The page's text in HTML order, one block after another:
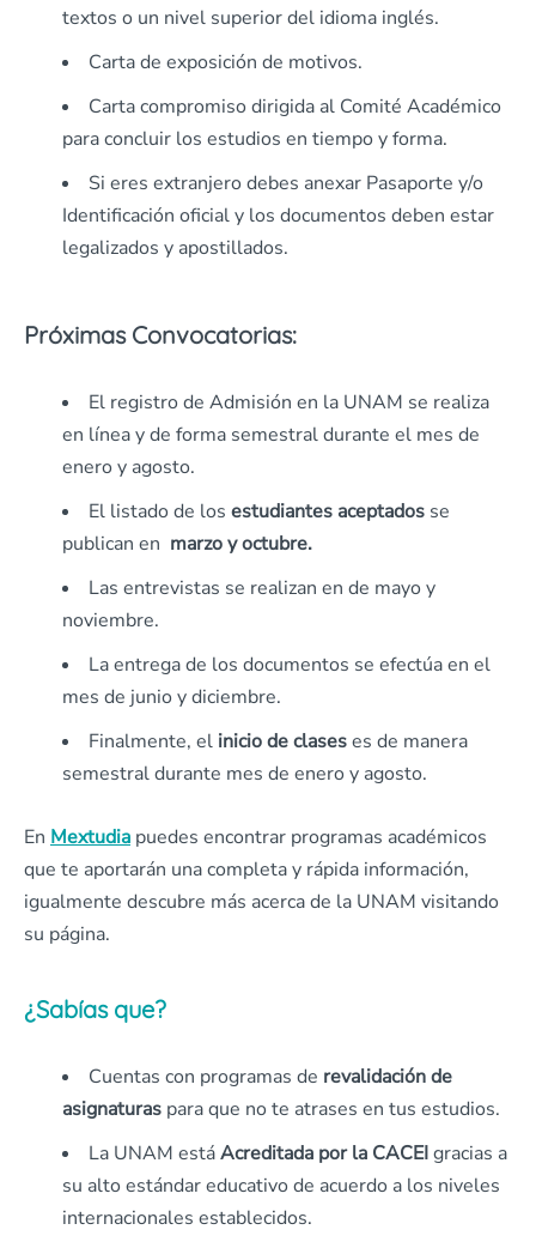
textos o un nivel superior del idioma inglés.
Carta de exposición de motivos.
Carta compromiso dirigida al Comité Académico
para concluir los estudios en tiempo y forma.
Si eres extranjero debes anexar Pasaporte y/o
Identificación oficial y los documentos deben estar
legalizados y apostillados.
Próximas Convocatorias:
El registro de Admisión en la UNAM se realiza
en línea y de forma semestral durante el mes de
enero y agosto.
El listado de los estudiantes aceptados se
publican en marzo y octubre.
Las entrevistas se realizan en de mayo y
noviembre.
La entrega de los documentos se efectúa en el
mes de junio y diciembre.
Finalmente, el inicio de claseses de manera
semestral durante mes de enero y agosto.
En Mextudia puedes encontrar programas académicos
que te aportarán una completa y rápida información,
igualmente descubre más acerca de la UNAM visitando
su página.
¿Sabías que?
Cuentas con programas de revalidación de
asignaturas para que no te atrases en tus estudios.
La UNAM estáAcreditada por la CACEIgracias a
su alto estándar educativo de acuerdo a los niveles
internacionales establecidos.